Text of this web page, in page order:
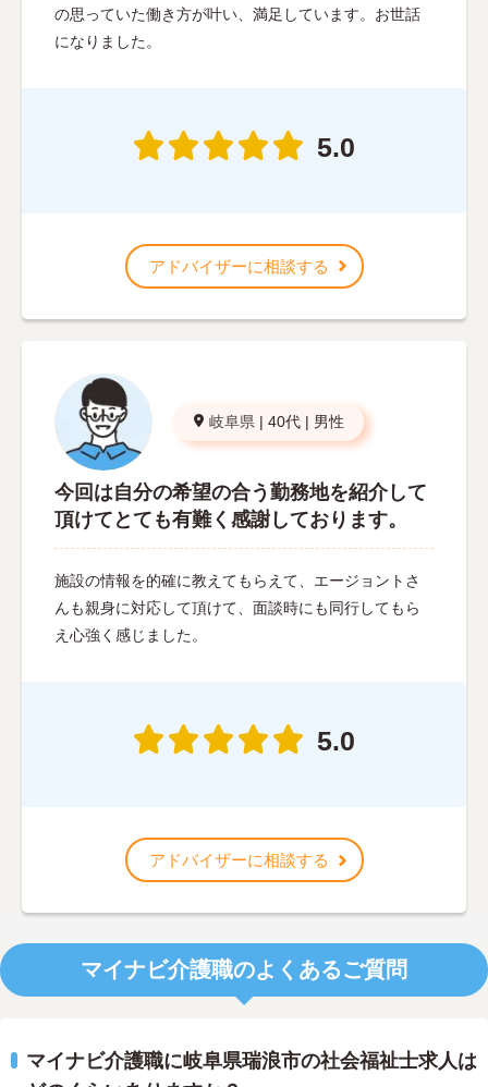
の思っていた働き方が叶い、満足しています。お世話
になりました。
5.0
アドバイザーに相談する
岐阜県 | 40代 | 男性
今回は自分の希望の合う勤務地を紹介して
頂けてとても有難く感謝しております。
施設の情報を的確に教えてもらえて、エージョントさ
んも親身に対応して頂けて、面談時にも同行してもら
え心強く感じました。
5.0
アドバイザーに相談する
マイナビ介護職のよくあるご質問
マイナビ介護職に岐阜県瑞浪市の社会福祉士求人は